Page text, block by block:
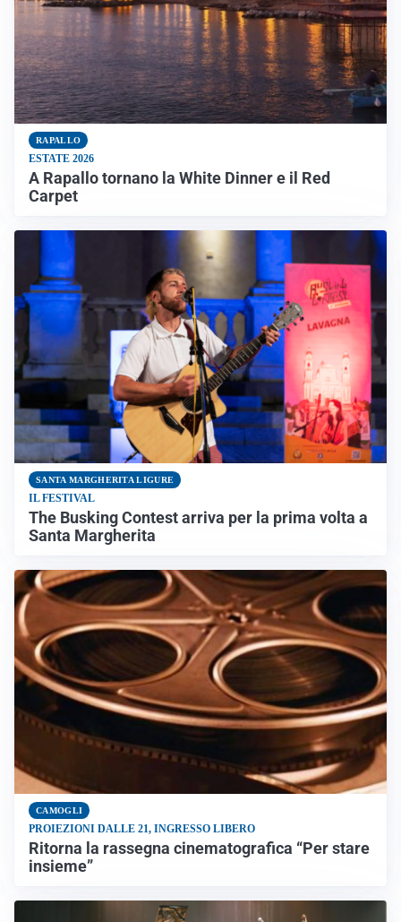
RAPALLO
ESTATE 2026
A Rapallo tornano la White Dinner e il Red
Carpet
SANTA MARGHERITA LIGURE
IL FESTIVAL
The Busking Contest arriva per la prima volta a
Santa Margherita
CAMOGLI
PROIEZIONI DALLE 21, INGRESSO LIBERO
Ritorna la rassegna cinematografica “Per stare
insieme”